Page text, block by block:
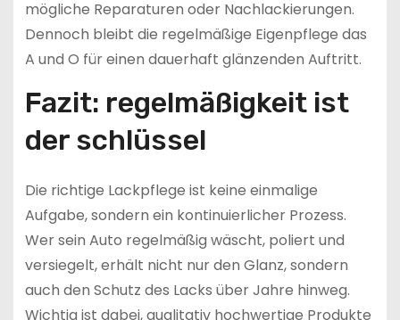
mögliche Reparaturen oder Nachlackierungen.
Dennoch bleibt die regelmäßige Eigenpflege das
A und O für einen dauerhaft glänzenden Auftritt.
Fazit: regelmäßigkeit ist
der schlüssel
Die richtige Lackpflege ist keine einmalige
Aufgabe, sondern ein kontinuierlicher Prozess.
Wer sein Auto regelmäßig wäscht, poliert und
versiegelt, erhält nicht nur den Glanz, sondern
auch den Schutz des Lacks über Jahre hinweg.
Wichtig ist dabei, qualitativ hochwertige Produkte